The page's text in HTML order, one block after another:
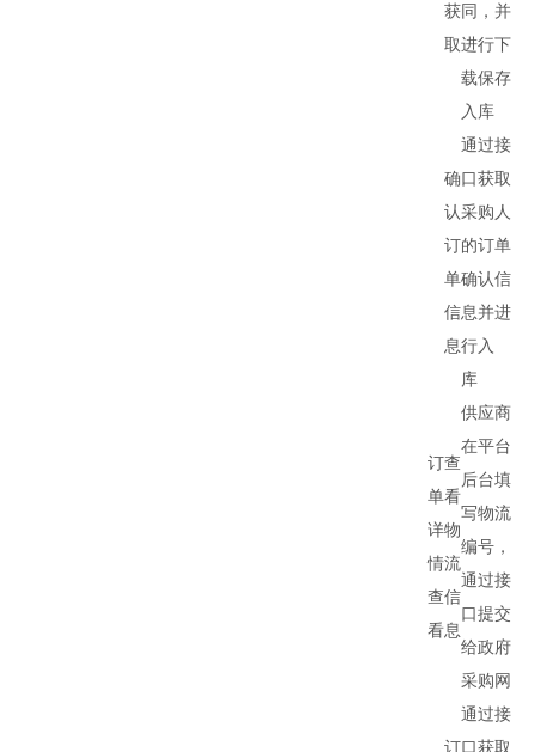
订
单
详
情
查
看
获
取
同，并
进行下
载保存
入库
确
认
订
单
信
息
通过接
口获取
采购人
的订单
确认信
息并进
行入
库
查
看
物
流
信
息
供应商
在平台
后台填
写物流
编号，
通过接
口提交
给政府
采购网
订
通过接
口获取